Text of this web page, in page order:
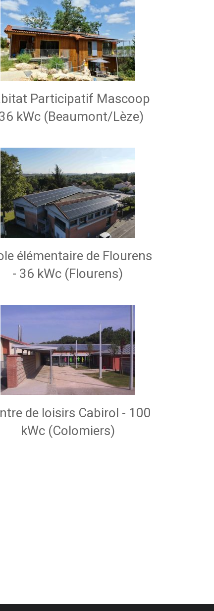
Participatif Mascoop
kWc (Beaumont/Lèze)
élémentaire de Flourens
- 36 kWc (Flourens)
de loisirs Cabirol - 100
kWc (Colomiers)